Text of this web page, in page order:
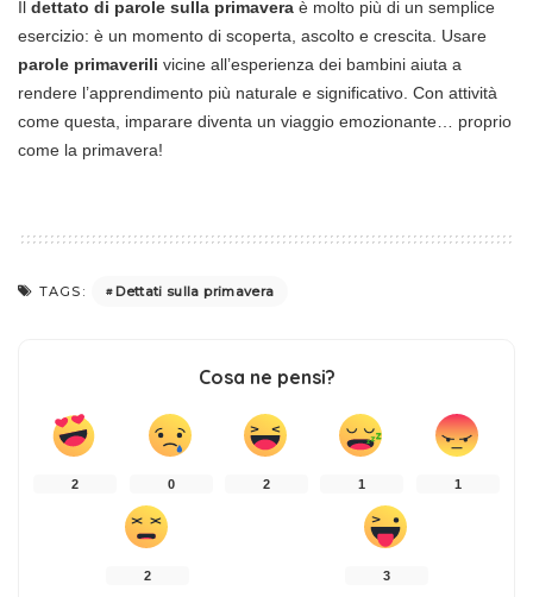
Il dettato di parole sulla primavera è molto più di un semplice
esercizio: è un momento di scoperta, ascolto e crescita. Usare
parole primaverili vicine all’esperienza dei bambini aiuta a
rendere l’apprendimento più naturale e significativo. Con attività
come questa, imparare diventa un viaggio emozionante… proprio
come la primavera!
TAGS: Dettati sulla primavera
Cosa ne pensi?
2 0 2 1 1
2 3